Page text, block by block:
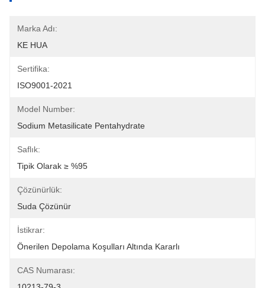
Marka Adı:
KE HUA
Sertifika:
ISO9001-2021
Model Number:
Sodium Metasilicate Pentahydrate
Saflık:
Tipik Olarak ≥ %95
Çözünürlük:
Suda Çözünür
İstikrar:
Önerilen Depolama Koşulları Altında Kararlı
CAS Numarası: